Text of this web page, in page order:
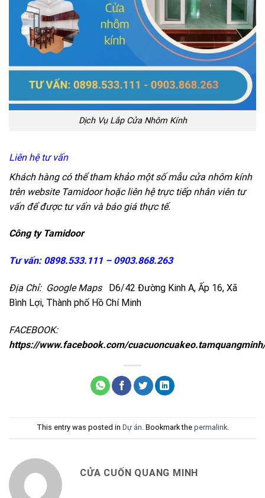
Dịch Vụ Lắp Cửa Nhôm Kính
Liên hệ tư vấn
Khách hàng có thể tham khảo một số mẫu cửa nhôm kính
trên website Tamidoorhoặc liên hệ trực tiếp nhân viên tư
vấn để được tư vấn và báo giá thực tế.
Công ty Tamidoor
Tư vấn: 0898.533.111 – 0903.868.263
Địa Chỉ: Google MapsD6/42 Đường Kinh A, Ấp 16, Xã
Bình Lợi, Thành phố Hồ Chí Minh
FACEBOOK:
https://www.facebook.com/
This entry was posted in Dự án. Bookmark the permalink.
CỬA CUỐN QUANG MINH